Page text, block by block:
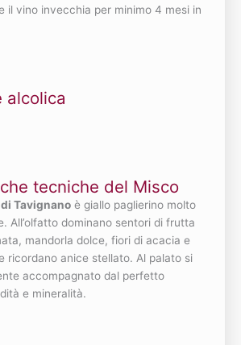
il vino invecchia per minimo 4 mesi in
alcolica
tecniche del Misco
Tavignano è giallo paglierino molto
All’olfatto dominano sentori di frutta
mandorla dolce, fiori di acacia e
ricordano anice stellato. Al palato si
accompagnato dal perfetto
e mineralità.